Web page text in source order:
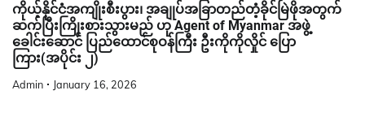
ကိုယ့်နိုင်ငံအကျိုးစီးပွား၊ အချုပ်အခြာတည်တံ့ခိုင်မြဲဖိုအတွက်
ဆက်ပြီးကြိုးစားသွားမည် ဟု Agent of Myanmar အဖွဲ့
ခေါင်းဆောင် ပြည်ထောင်စုဝန်ကြီး ဦးကိုကိုလှိုင် ပြော
ကြား(အပိုင်း ၂)
Admin January 16, 2026